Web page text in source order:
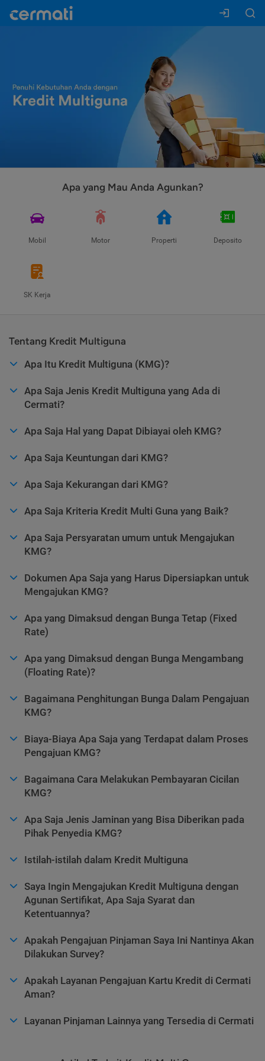
Apa yang Mau Anda Agunkan?
Mobil Motor Properti Deposito
SK Kerja
Tentang Kredit Multiguna
Apa Itu Kredit Multiguna (KMG)?
Apa Saja Jenis Kredit Multiguna yang Ada di
Cermati?
Apa Saja Hal yang Dapat Dibiayai oleh KMG?
Apa Saja Keuntungan dari KMG?
Apa Saja Kekurangan dari KMG?
Apa Saja Kriteria Kredit Multi Guna yang Baik?
Apa Saja Persyaratan umum untuk Mengajukan
KMG?
Dokumen Apa Saja yang Harus Dipersiapkan untuk
Mengajukan KMG?
Apa yang Dimaksud dengan Bunga Tetap (Fixed
Rate)
Apa yang Dimaksud dengan Bunga Mengambang
(Floating Rate)?
Bagaimana Penghitungan Bunga Dalam Pengajuan
KMG?
Biaya-Biaya Apa Saja yang Terdapat dalam Proses
Pengajuan KMG?
Bagaimana Cara Melakukan Pembayaran Cicilan
KMG?
Apa Saja Jenis Jaminan yang Bisa Diberikan pada
Pihak Penyedia KMG?
Istilah-istilah dalam Kredit Multiguna
Saya Ingin Mengajukan Kredit Multiguna dengan
Agunan Sertifikat, Apa Saja Syarat dan
Ketentuannya?
Apakah Pengajuan Pinjaman Saya Ini Nantinya Akan
Dilakukan Survey?
Apakah Layanan Pengajuan Kartu Kredit di Cermati
Aman?
Layanan Pinjaman Lainnya yang Tersedia di Cermati